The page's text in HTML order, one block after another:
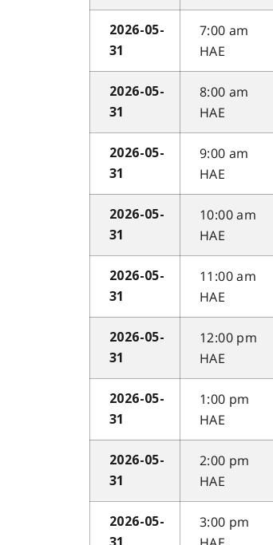
2026-05-
31
7:00 am
HAE
2026-05-
31
8:00 am
HAE
2026-05-
31
9:00 am
HAE
2026-05-
31
10:00 am
HAE
2026-05-
31
11:00 am
HAE
2026-05-
31
12:00 pm
HAE
2026-05-
31
1:00 pm
HAE
2026-05-
31
2:00 pm
HAE
2026-05-
3:00 pm